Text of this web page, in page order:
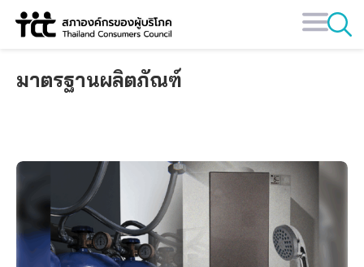
Skip
มาตรฐานผลิตภัณฑ์